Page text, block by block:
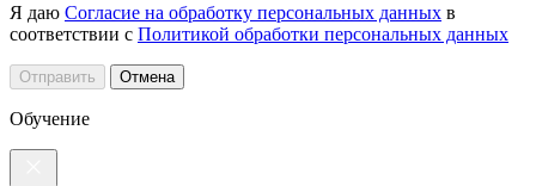
Я даю Согласие на обработку персональных данных в
соответствии с Политикой обработки персональных данных
Отправить Отмена
Обучение